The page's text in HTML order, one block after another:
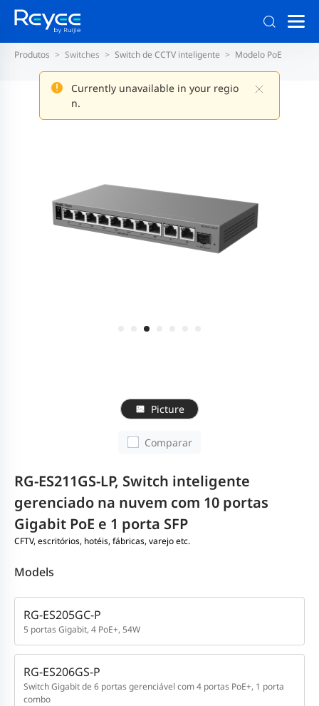
Currently unavailable in your regio
n.
Produtos Switches Switch de CCTV inteligente Modelo PoE
Picture
Comparar
RG-ES211GS-LP, Switch inteligente
gerenciado na nuvem com 10 portas
Gigabit PoE e 1 porta SFP
CFTV, escritórios, hotéis, fábricas, varejo etc.
Models
RG-ES205GC-P
5 portas Gigabit, 4 PoE+, 54W
RG-ES206GS-P
Switch Gigabit de 6 portas gerenciável com 4 portas PoE+, 1 porta
combo